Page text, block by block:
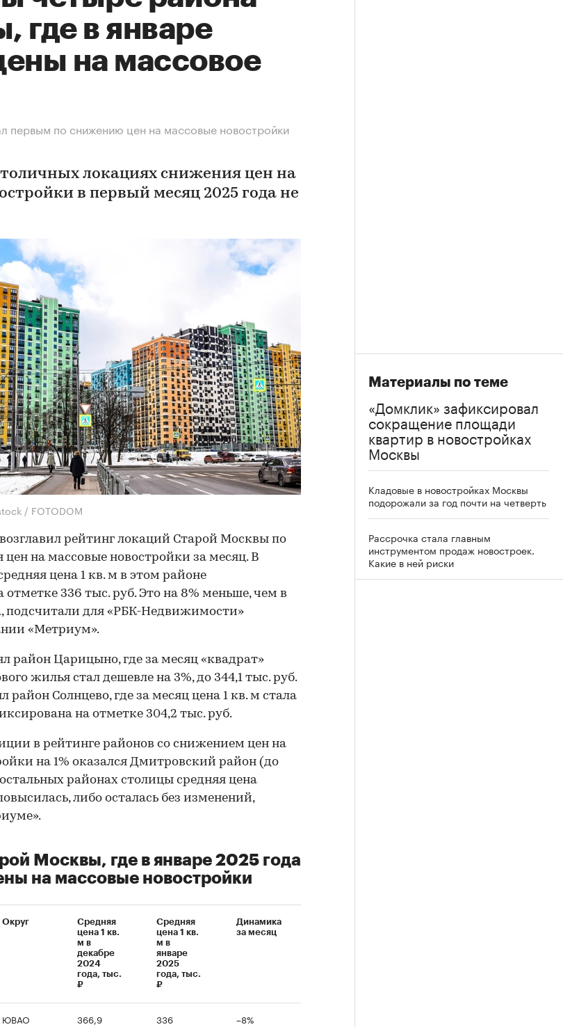
где в январе
на массовое
первым по снижению цен на массовые новостройки
локациях снижения цен на
в первый месяц 2025 года не
/ FOTODOM
рейтинг локаций Старой Москвы по
на массовые новостройки за месяц. В
цена 1 кв. м в этом районе
336 тыс. руб. Это на 8% меньше, чем в
подсчитали для «РБК-Недвижимости»
«Метриум».
район Царицыно, где за месяц «квадрат»
жилья стал дешевле на 3%, до 344,1 тыс. руб.
район Солнцево, где за месяц цена 1 кв. м стала
на отметке 304,2 тыс. руб.
в рейтинге районов со снижением цен на
на 1% оказался Дмитровский район (до
районах столицы средняя цена
либо осталась без изменений,
Москвы, где в январе 2025 года
на массовые новостройки
Округ
Средняя
цена 1 кв.
м в
декабре
2024
года, тыс.
₽
Средняя
цена 1 кв.
м в
январе
2025
года, тыс.
₽
Динамика
за месяц
ЮВАО 366,9 336 –8%
Материалы по теме
«Домклик» зафиксировал
сокращение площади
квартир в новостройках
Москвы
Кладовые в новостройках Москвы
подорожали за год почти на четверть
Рассрочка стала главным
инструментом продаж новостроек.
Какие в ней риски